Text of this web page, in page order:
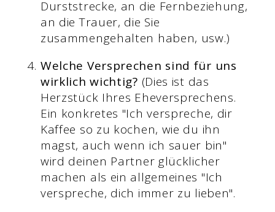
Durststrecke, an die Fernbeziehung,
an die Trauer, die Sie
zusammengehalten haben, usw.)
Welche Versprechen sind für uns
wirklich wichtig? (Dies ist das
Herzstück Ihres Eheversprechens.
Ein konkretes "Ich verspreche, dir
Kaffee so zu kochen, wie du ihn
magst, auch wenn ich sauer bin"
wird deinen Partner glücklicher
machen als ein allgemeines "Ich
verspreche, dich immer zu lieben".